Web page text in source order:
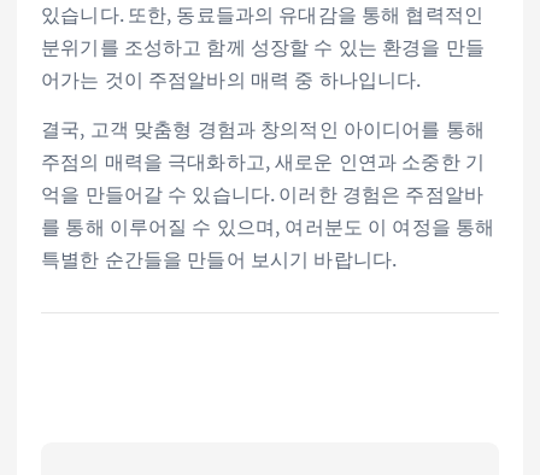
있습니다. 또한, 동료들과의 유대감을 통해 협력적인
분위기를 조성하고 함께 성장할 수 있는 환경을 만들
어가는 것이 주점알바의 매력 중 하나입니다.
결국, 고객 맞춤형 경험과 창의적인 아이디어를 통해
주점의 매력을 극대화하고, 새로운 인연과 소중한 기
억을 만들어갈 수 있습니다. 이러한 경험은 주점알바
를 통해 이루어질 수 있으며, 여러분도 이 여정을 통해
특별한 순간들을 만들어 보시기 바랍니다.